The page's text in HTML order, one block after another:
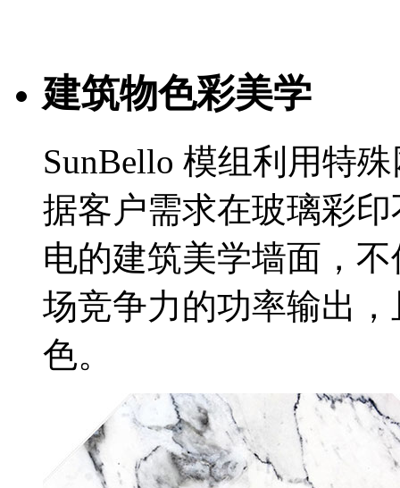
建筑物色彩美学
SunBello 模组利用特
据客户需求在玻璃彩
电的建筑美学墙面，
场竞争力的功率输出
色。